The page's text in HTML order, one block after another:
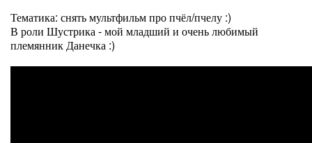
Тематика: снять мультфильм про пчёл/пчелу :)
В роли Шустрика - мой младший и очень любимый
племянник Данечка :)